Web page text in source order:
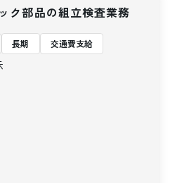
ク部品の組立検査業務
長期
交通費支給